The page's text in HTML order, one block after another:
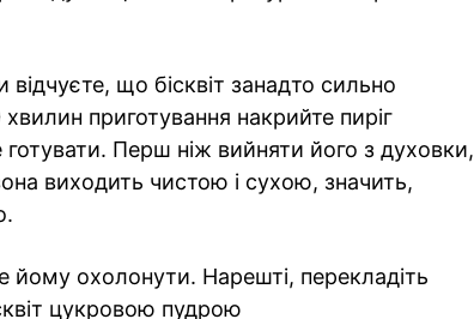
що бісквіт занадто сильно
приготування накрийте пиріг
Перш ніж вийняти його з духовки,
виходить чистою і сухою, значить,
йому охолонути. Нарешті, перекладіть
цукровою пудрою